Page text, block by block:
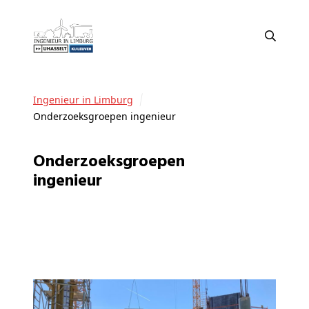
Ingenieur in Limburg
Onderzoeksgroepen ingenieur
Onderzoeksgroepen
ingenieur